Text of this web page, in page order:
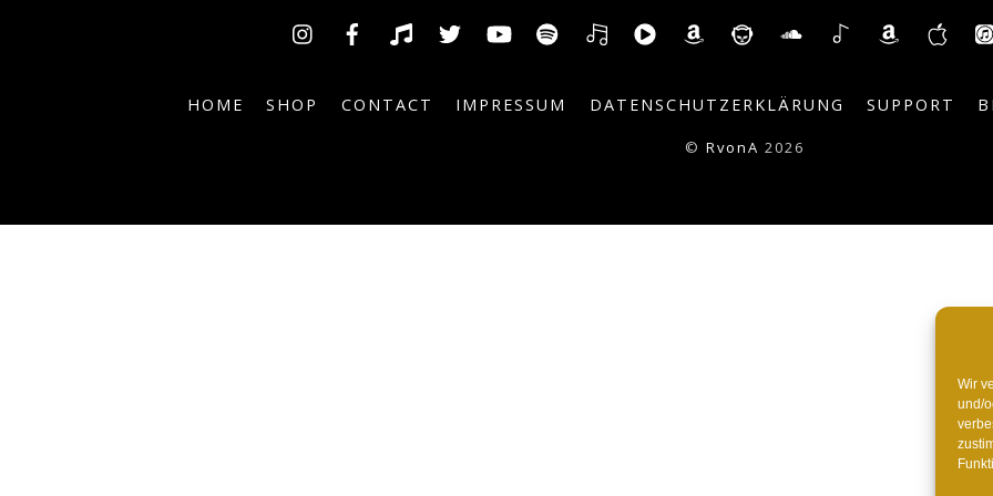
Wir
und/
Top
Insta Facebook YouTubeSpotifyDeezer
Music
SoundCloud
HOME SHOP CONTACT IMPRESSUM DATENSCHUTZERKLÄRUNG SUPPORT
© RvonA 2026